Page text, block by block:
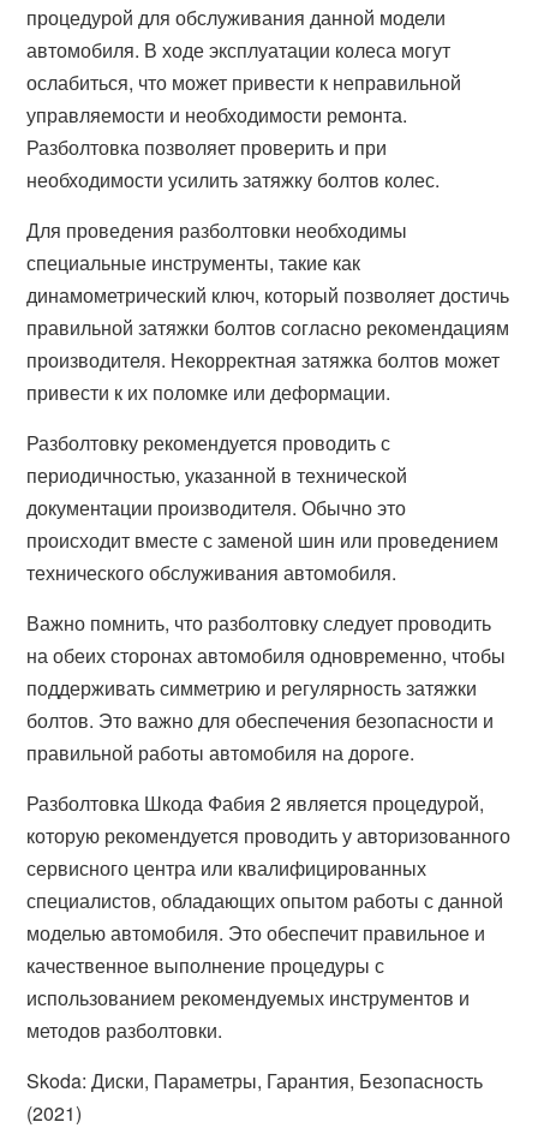
процедурой для обслуживания данной модели
автомобиля. В ходе эксплуатации колеса могут
ослабиться, что может привести к неправильной
управляемости и необходимости ремонта.
Разболтовка позволяет проверить и при
необходимости усилить затяжку болтов колес.
Для проведения разболтовки необходимы
специальные инструменты, такие как
динамометрический ключ, который позволяет достичь
правильной затяжки болтов согласно рекомендациям
производителя. Некорректная затяжка болтов может
привести к их поломке или деформации.
Разболтовку рекомендуется проводить с
периодичностью, указанной в технической
документации производителя. Обычно это
происходит вместе с заменой шин или проведением
технического обслуживания автомобиля.
Важно помнить, что разболтовку следует проводить
на обеих сторонах автомобиля одновременно, чтобы
поддерживать симметрию и регулярность затяжки
болтов. Это важно для обеспечения безопасности и
правильной работы автомобиля на дороге.
Разболтовка Шкода Фабия 2 является процедурой,
которую рекомендуется проводить у авторизованного
сервисного центра или квалифицированных
специалистов, обладающих опытом работы с данной
моделью автомобиля. Это обеспечит правильное и
качественное выполнение процедуры с
использованием рекомендуемых инструментов и
методов разболтовки.
Skoda: Диски, Параметры, Гарантия, Безопасность
(2021)